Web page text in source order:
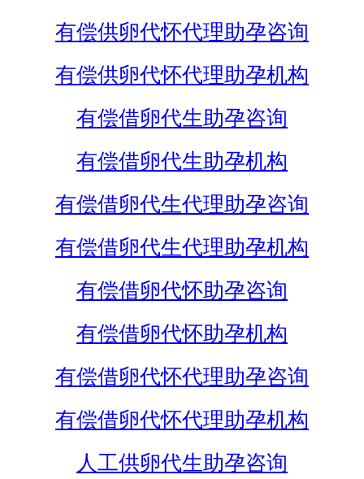
有偿供卵代怀代理助孕咨询
有偿供卵代怀代理助孕机构
有偿借卵代生助孕咨询
有偿借卵代生助孕机构
有偿借卵代生代理助孕咨询
有偿借卵代生代理助孕机构
有偿借卵代怀助孕咨询
有偿借卵代怀助孕机构
有偿借卵代怀代理助孕咨询
有偿借卵代怀代理助孕机构
人工供卵代生助孕咨询